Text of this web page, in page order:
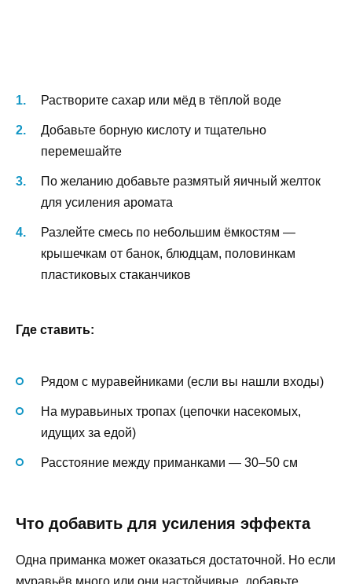
Растворите сахар или мёд в тёплой воде
Добавьте борную кислоту и тщательно
перемешайте
По желанию добавьте размятый яичный желток
для усиления аромата
Разлейте смесь по небольшим ёмкостям —
крышечкам от банок, блюдцам, половинкам
пластиковых стаканчиков
Где ставить:
Рядом с муравейниками (если вы нашли входы)
На муравьиных тропах (цепочки насекомых,
идущих за едой)
Расстояние между приманками — 30–50 см
Что добавить для усиления эффекта
Одна приманка может оказаться достаточной. Но если